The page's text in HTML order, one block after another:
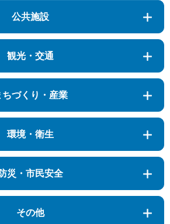
公共施設
観光・交通
ちづくり・産業
環境・衛生
防災・市民安全
その他